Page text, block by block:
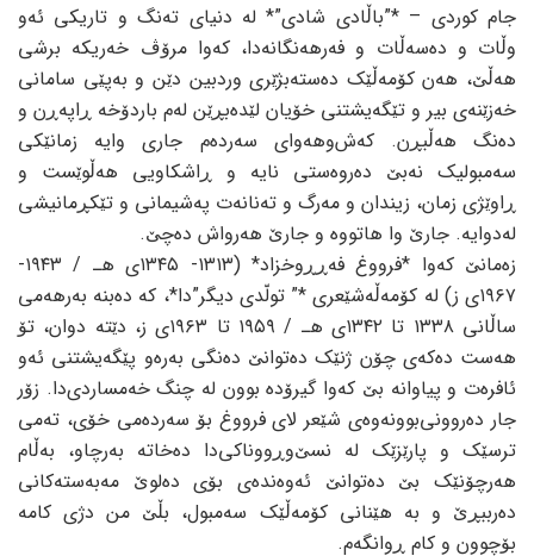
جام کوردی – *”باڵادی شادی”* لە دنیای تەنگ و تاریکی ئەو
وڵات و دەسەڵات و فەرهەنگانەدا، کەوا مرۆڤ خەریکە برشی
هەڵێ، هەن کۆمەڵێک دەستەبژێری وردبین دێن و بەپێی سامانی
خەزێنەی بیر و تێگەیشتنی خۆیان لێدەبڕێن لەم باردۆخە ڕاپەڕن و
دەنگ هەڵبڕن. کەش‌وهەوای سەردەم جاری وایە زمانێکی
سەمبولیک نەبێ دەروەستی نایە و ڕاشکاویی هەڵوێست و
ڕاوێژی زمان، زیندان و مەرگ و تەنانەت پەشیمانی و تێکڕمانیشی
لەدوایە. جارێ وا هاتووە و جارێ هەرواش دەچێ.
زەمانێ کەوا *فرووغ فەڕڕوخزاد* (١٣١٣- ١٣٤٥ی هـ / ١٩٤٣-
١٩٦٧ی ز) لە کۆمەڵەشێعری *” تولّدی دیگر”دا*، کە دەبنە بەرهەمی
ساڵانی ١٣٣٨ تا ١٣٤٢ی هـ / ١٩٥٩ تا ١٩٦٣ی ز، دێتە دوان، تۆ
هەست دەکەی چۆن ژنێک دەتوانێ دەنگی بەرەو پێگەیشتنی ئەو
ئافرەت و پیاوانە بێ کەوا گیرۆدە بوون لە چنگ خەمساردی‌دا. زۆر
جار دەروونی‌بوونەوەی شێعر لای فرووغ بۆ سەردەمی خۆی، تەمی
ترسێک و پارێزێک لە نسێ‌وڕووناکی‌دا دەخاتە بەرچاو، بەڵام
هەرچۆنێک بێ دەتوانێ ئەوەندەی بۆی دەلوێ مەبەستەکانی
دەرببڕێ و بە هێنانی کۆمەڵێک سەمبول، بڵێ من دژی کامە
بۆچوون و کام ڕوانگەم.